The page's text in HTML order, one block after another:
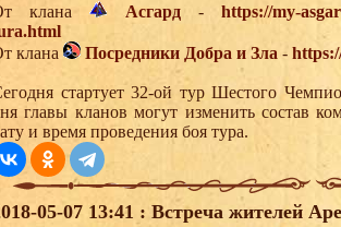
клана Асгард-https://my-
клана
Посредники Добра и Зла -
стартует 32-ой тур Шестого
главы кланов могут изменить состав
и время проведения боя тура.
05-07 13:41 : Встреча жителей